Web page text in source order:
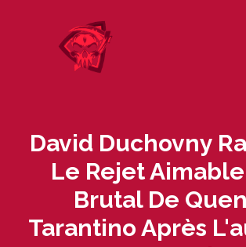
David Duchovny
Le Rejet
Brutal De
Tarantino Après